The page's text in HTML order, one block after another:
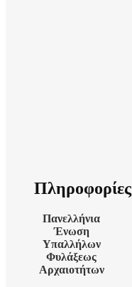
Πληροφορίες
Πανελλήνια
Ένωση
Υπαλλήλων
Φυλάξεως
Αρχαιοτήτων